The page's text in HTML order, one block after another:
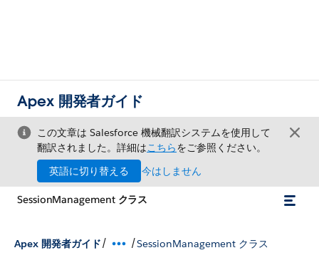
Apex 開発者ガイド
この文章は Salesforce 機械翻訳システムを使用して
翻訳されました。詳細はこちらをご参照ください。
英語に切り替える
今はしません
SessionManagement クラス
Apex 開発者ガイド/ /SessionManagement クラス